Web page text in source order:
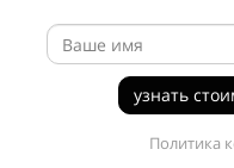
узнать
Политика